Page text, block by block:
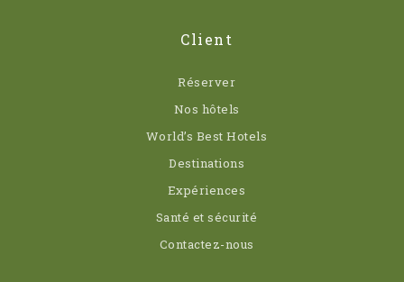
Client
Réserver
Nos hôtels
World’s Best Hotels
Destinations
Expériences
Santé et sécurité
Contactez-nous